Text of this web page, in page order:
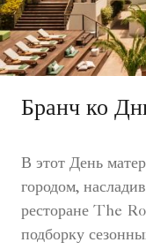
Бранч ко
В этот День
городом,
ресторане The
подборку